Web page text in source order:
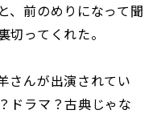
、前のめりになって聞
切ってくれた。
さんが出演されてい
ドラマ？古典じゃな